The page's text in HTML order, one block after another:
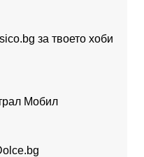
за твоето хоби
Мобил